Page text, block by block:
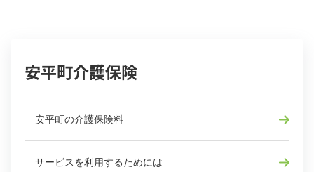
安平町介護保険
安平町の介護保険料
サービスを利用するためには